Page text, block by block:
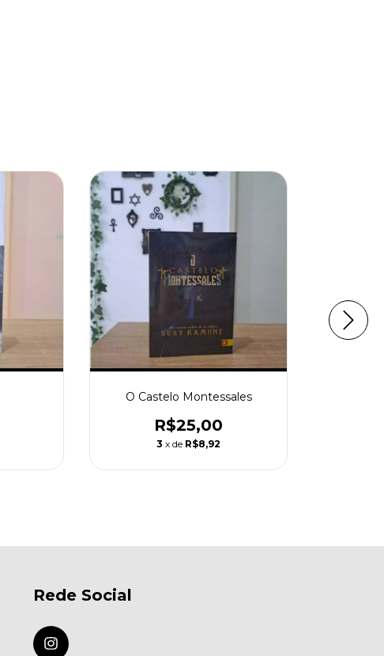
O Castelo Montessales
R$25,00
3 x de R$8,92
Rede Social